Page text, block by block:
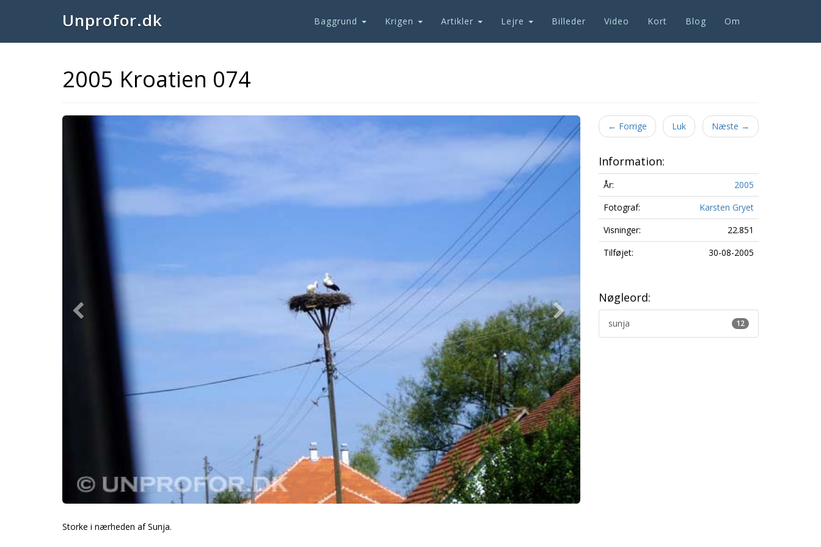
Unprofor.dk Baggrund Krigen Artikler Lejre Billeder Video Kort Blog Om
2005 Kroatien 074
Previous Next
Storke i nærheden af Sunja.
← Forrige Luk Næste →
Information:
År:
2005
Fotograf:
Karsten Gryet
Visninger:
22.851
Tilføjet:
30-08-2005
Nøgleord:
12
sunja